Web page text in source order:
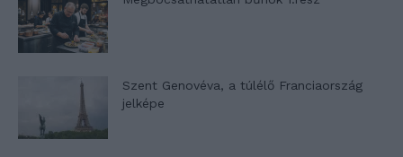
Szent Genovéva, a túlélő Franciaország
jelképe